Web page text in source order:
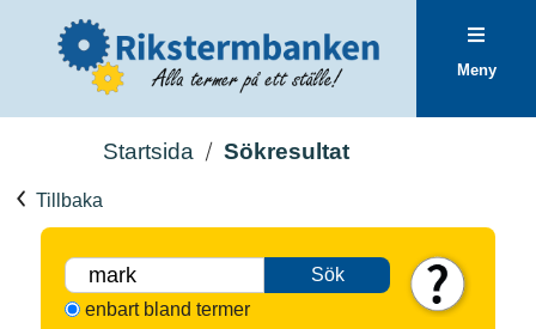
Meny
Startsida Sökresultat
Tillbaka
Sök
enbart bland termer